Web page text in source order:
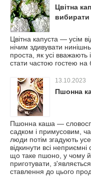
Цвітна
вибирати
Цвітна капуста — усім
нічим здивувати
проста, як усі
стати частою гостею на
13.10.2023
Пшонна
Пшонна каша —
садком і примусовим,
люди потім згадують
відкинути всі
що таке пшоно, у чому
приготувати,
ставлення до цього